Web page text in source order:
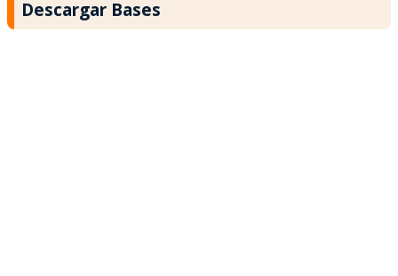
Descargar Bases